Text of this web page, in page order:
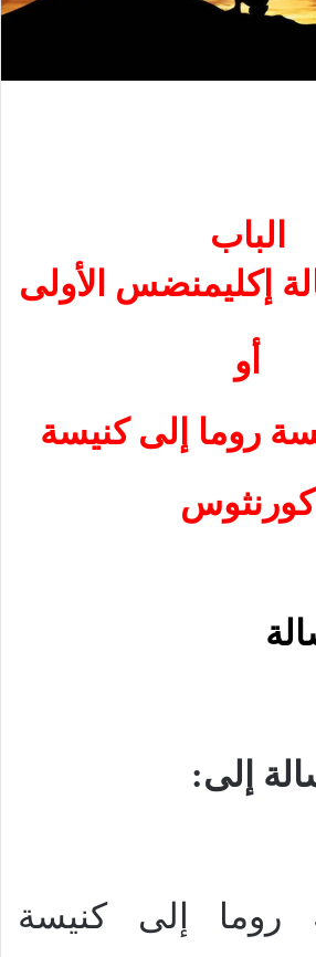
الباب
إكليمنضس الأولى
أو
روما إلى كنيسة
كورنثوس
إلى:
روما إلى كنيسة